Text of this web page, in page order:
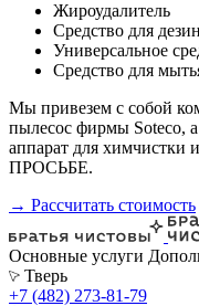
Жироудалитель
Средство для
Универсальное
Средство для
Мы привезем с собой
пылесос фирмы Soteco, а
аппарат для
ПРОСЬБЕ.
→ Рассчитать стоимость
Основные услуги
Тверь
+7 (482) 273-81-79